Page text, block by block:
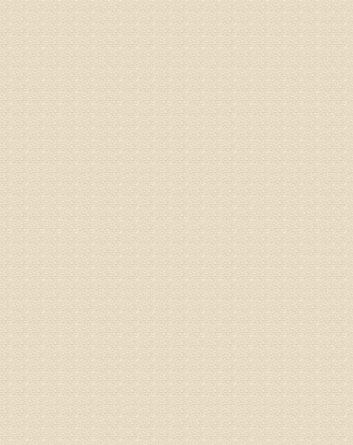
专家回
先需要
同时，
突出的
由于我
姓名：
病情描
专家回
姓名：
病情描
何？
理疗、
由于我
病情描